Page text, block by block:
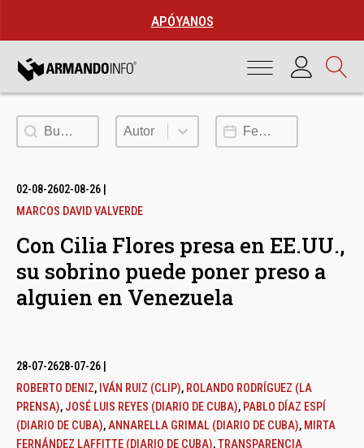
APÓYANOS
Buscar Autor
Autor Fecha de publicación
02-08-2602-08-26
MARCOS DAVID VALVERDE
Con Cilia Flores presa en EE.UU.,
su sobrino puede poner preso a
alguien en Venezuela
28-07-2628-07-26
ROBERTO DENIZ, IVÁN RUIZ (CLIP), ROLANDO RODRÍGUEZ (LA
PRENSA), JOSÉ LUIS REYES (DIARIO DE CUBA), PABLO DÍAZ ESPÍ
(DIARIO DE CUBA),ANNARELLA GRIMAL (DIARIO DE CUBA), MIRTA
FERNÁNDEZ LAFFITTE (DIARIO DE CUBA),TRANSPARENCIA